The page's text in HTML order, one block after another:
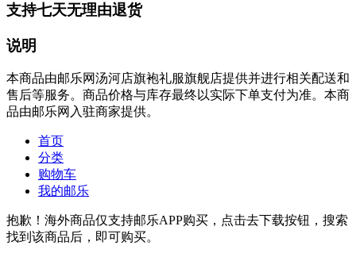
支持七天无理由退货
说明
本商品由邮乐网汤河店旗袍礼服旗舰店提供并进行相关配送和
售后等服务。商品价格与库存最终以实际下单支付为准。本商
品由邮乐网入驻商家提供。
首页
分类
购物车
我的邮乐
抱歉！海外商品仅支持邮乐APP购买，点击去下载按钮，搜索
找到该商品后，即可购买。